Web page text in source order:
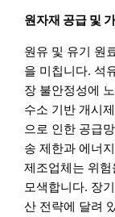
원자재 공급 및
원유 및 유기 원
을 미칩니다. 석
장 불안정성에
수소 기반 개시
으로 인한 공급
송 제한과 에너
제조업체는 위
모색합니다. 장
산 전략에 달려